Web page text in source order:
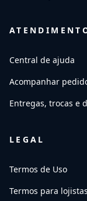
Central de ajuda
Acompanhar
Entregas, trocas e
LEGAL
Termos de Uso
Termos para lojistas